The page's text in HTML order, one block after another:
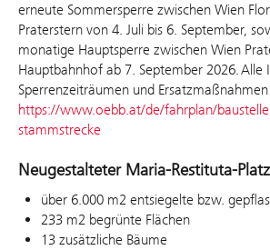
erneute Sommersperre zwischen Wien
Praterstern von 4. Juli bis 6. September,
monatige Hauptsperre zwischen Wien
Hauptbahnhof ab 7. September 2026. Alle
Sperrenzeiträumen und
https://www.oebb.at/de/fahrplan/
stammstrecke
Neugestalteter Maria-Restituta-
über 6.000 m2 entsiegelte bzw.
233 m2 begrünte Flächen
13 zusätzliche Bäume